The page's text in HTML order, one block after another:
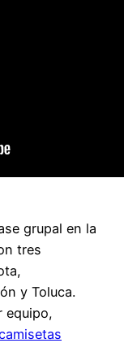
grupal en la
tres
y Toluca.
equipo,